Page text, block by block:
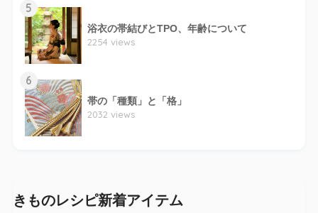
5
浴衣の帯結びとTPO、年齢について
2254 views
6
帯の「種類」と「格」
2032 views
きものレシピ新着アイテム